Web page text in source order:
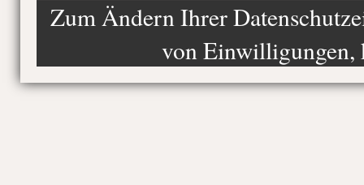
Zum Ändern Ihrer
von